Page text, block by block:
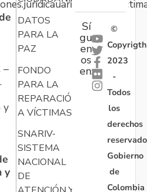
–
y
y
DATOS
PARA LA
PAZ
FONDO
PARA LA
REPARACIÓN
A VÍCTIMAS
SNARIV-
SISTEMA
NACIONAL
DE
Sí
gu
en
os
en:
©
Copyrigth
2023
-
Todos
los
derechos
Gobierno
de
Colombia